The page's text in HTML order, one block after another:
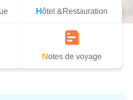
Hôtel &Restauration
Notes de voyage